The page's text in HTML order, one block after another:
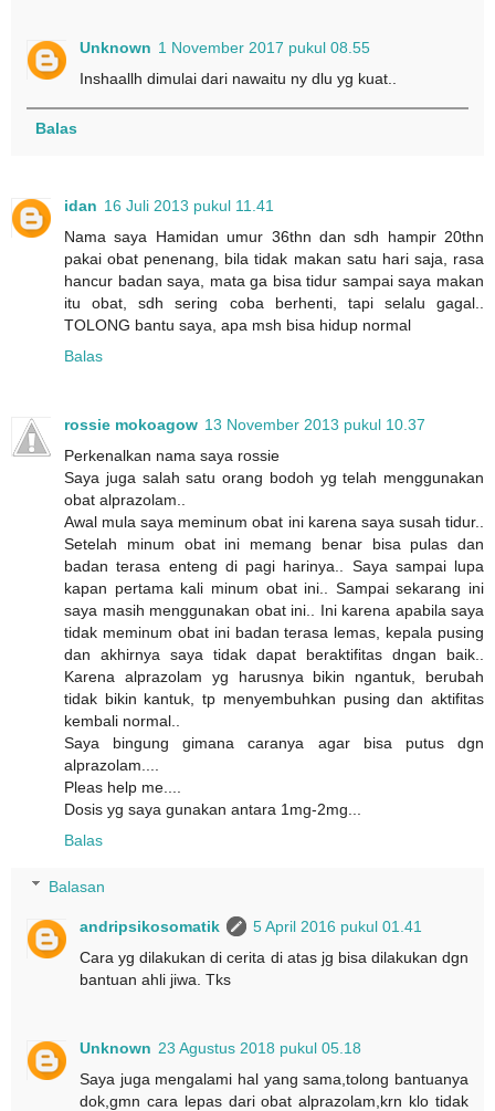
Unknown 1 November 2017 pukul 08.55
Inshaallh dimulai dari nawaitu ny dlu yg kuat..
Balas
idan 16 Juli 2013 pukul 11.41
Nama saya Hamidan umur 36thn dan sdh hampir 20thn
pakai obat penenang, bila tidak makan satu hari saja, rasa
hancur badan saya, mata ga bisa tidur sampai saya makan
itu obat, sdh sering coba berhenti, tapi selalu gagal..
TOLONG bantu saya, apa msh bisa hidup normal
Balas
rossie mokoagow 13 November 2013 pukul 10.37
Perkenalkan nama saya rossie
Saya juga salah satu orang bodoh yg telah menggunakan
obat alprazolam..
Awal mula saya meminum obat ini karena saya susah tidur..
Setelah minum obat ini memang benar bisa pulas dan
badan terasa enteng di pagi harinya.. Saya sampai lupa
kapan pertama kali minum obat ini.. Sampai sekarang ini
saya masih menggunakan obat ini.. Ini karena apabila saya
tidak meminum obat ini badan terasa lemas, kepala pusing
dan akhirnya saya tidak dapat beraktifitas dngan baik..
Karena alprazolam yg harusnya bikin ngantuk, berubah
tidak bikin kantuk, tp menyembuhkan pusing dan aktifitas
kembali normal..
Saya bingung gimana caranya agar bisa putus dgn
alprazolam....
Pleas help me....
Dosis yg saya gunakan antara 1mg-2mg...
Balas
Balasan
andripsikosomatik
5 April 2016 pukul 01.41
Cara yg dilakukan di cerita di atas jg bisa dilakukan dgn
bantuan ahli jiwa. Tks
Unknown 23 Agustus 2018 pukul 05.18
Saya juga mengalami hal yang sama,tolong bantuanya
dok,gmn cara lepas dari obat alprazolam,krn klo tidak